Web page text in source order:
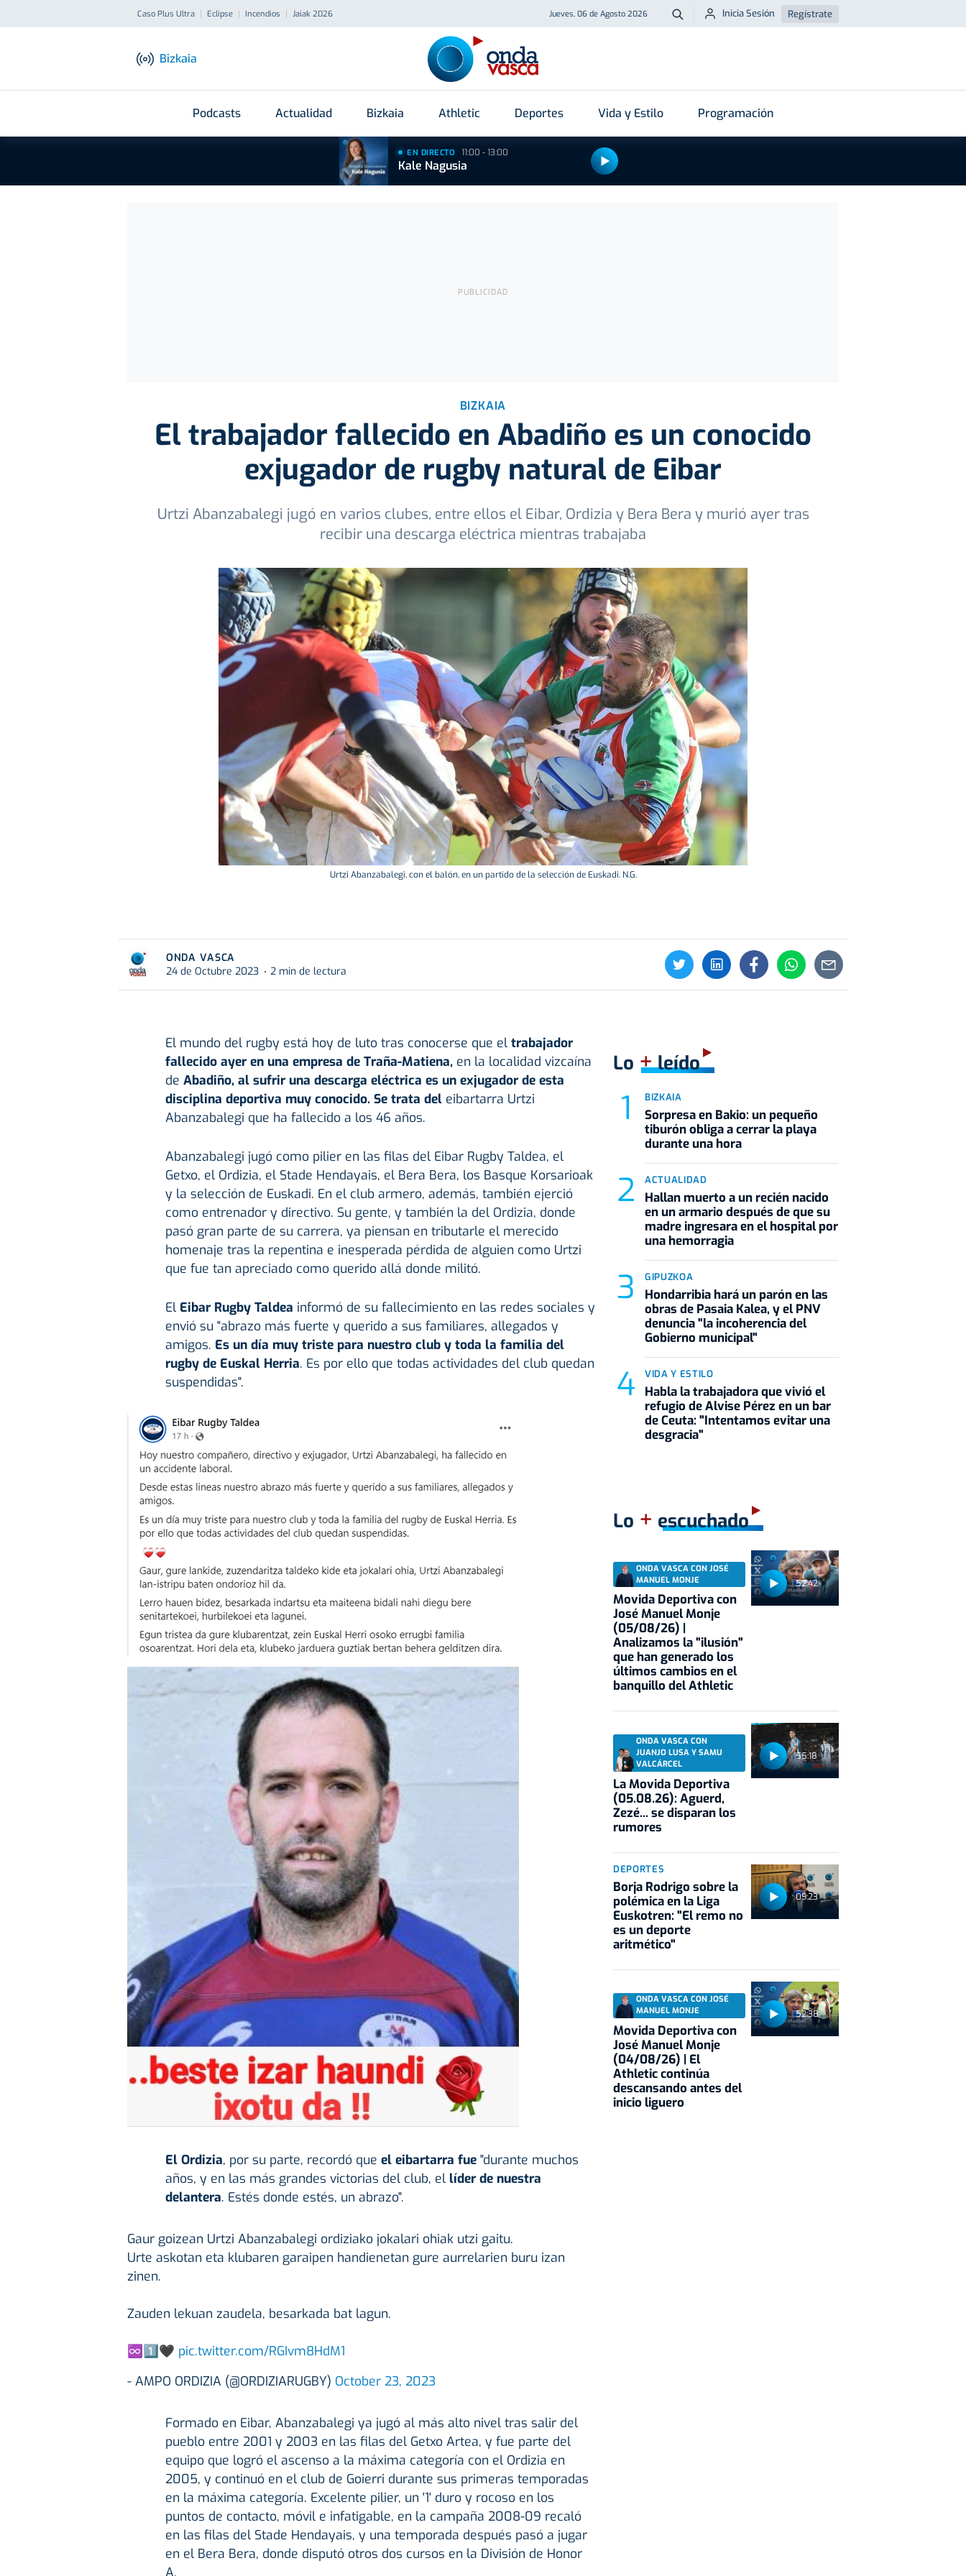
Caso Plus Ultra Eclipse Incendios Jaiak 2026 Jueves, 06 de Agosto 2026 Buscar
Inicia Sesión Regístrate
Bizkaia
Podcasts Actualidad Bizkaia Athletic Deportes Vida y Estilo Programación
EN DIRECTO 11:00 - 13:00
Kale Nagusia
BIZKAIA
El trabajador fallecido en Abadiño es un conocido
exjugador de rugby natural de Eibar
Urtzi Abanzabalegi jugó en varios clubes, entre ellos el Eibar, Ordizia y Bera Bera y murió ayer tras
recibir una descarga eléctrica mientras trabajaba
Urtzi Abanzabalegi, con el balón, en un partido de la selección de Euskadi. N.G.
ONDA VASCA
24 de Octubre 2023
2 min de lectura
El mundo del rugby está hoy de luto tras conocerse que el trabajador
fallecido ayer en una empresa de Traña-Matiena, en la localidad vizcaína
de Abadiño, al sufrir una descarga eléctrica es un exjugador de esta
disciplina deportiva muy conocido. Se trata deleibartarra Urtzi
Abanzabalegi que ha fallecido a los 46 años.
Abanzabalegi jugó como pilier en las filas del Eibar Rugby Taldea, el
Getxo, el Ordizia, el Stade Hendayais, el Bera Bera, los Basque Korsarioak
y la selección de Euskadi. En el club armero, además, también ejerció
como entrenador y directivo. Su gente, y también la del Ordizia, donde
pasó gran parte de su carrera, ya piensan en tributarle el merecido
homenaje tras la repentina e inesperada pérdida de alguien como Urtzi
que fue tan apreciado como querido allá donde militó.
El Eibar Rugby Taldea informó de su fallecimiento en las redes sociales y
envió su "abrazo más fuerte y querido a sus familiares, allegados y
amigos. Es un día muy triste para nuestro club y toda la familia del
rugby de Euskal Herria. Es por ello que todas actividades del club quedan
suspendidas".
El Ordizia, por su parte, recordó que el eibartarra fue "durante muchos
años, y en las más grandes victorias del club, ellíder de nuestra
delantera. Estés donde estés, un abrazo".
Gaur goizean Urtzi Abanzabalegi ordiziako jokalari ohiak utzi gaitu.
Urte askotan eta klubaren garaipen handienetan gure aurrelarien buru izan
zinen.
Zauden lekuan zaudela, besarkada bat lagun.
♾️1️⃣🖤 pic.twitter.com/RGIvm8HdM1
- AMPO ORDIZIA (@ORDIZIARUGBY) October 23, 2023
Formado en Eibar, Abanzabalegi ya jugó al más alto nivel tras salir del
pueblo entre 2001 y 2003 en las filas del Getxo Artea, y fue parte del
equipo que logró el ascenso a la máxima categoría con el Ordizia en
2005, y continuó en el club de Goierri durante sus primeras temporadas
en la máxima categoría. Excelente pilier, un '1' duro y rocoso en los
puntos de contacto, móvil e infatigable, en la campaña 2008-09 recaló
en las filas del Stade Hendayais, y una temporada después pasó a jugar
en el Bera Bera, donde disputó otros dos cursos en la División de Honor
Lo +leído
BIZKAIA
Sorpresa en Bakio: un pequeño
tiburón obliga a cerrar la playa
durante una hora
ACTUALIDAD
Hallan muerto a un recién nacido
en un armario después de que su
madre ingresara en el hospital por
una hemorragia
GIPUZKOA
Hondarribia hará un parón en las
obras de Pasaia Kalea, y el PNV
denuncia "la incoherencia del
Gobierno municipal"
VIDA Y ESTILO
Habla la trabajadora que vivió el
refugio de Alvise Pérez en un bar
de Ceuta: "Intentamos evitar una
desgracia"
Lo + escuchado
52:42
ONDA VASCA CON JOSÉ
MANUEL MONJE
Movida Deportiva con
José Manuel Monje
(05/08/26) |
Analizamos la "ilusión"
que han generado los
últimos cambios en el
banquillo del Athletic
55:18
ONDA VASCA CON
JUANJO LUSA Y SAMU
VALCÁRCEL
La Movida Deportiva
(05.08.26): Aguerd,
Zezé... se disparan los
rumores
09:23
DEPORTES
Borja Rodrigo sobre la
polémica en la Liga
Euskotren: "El remo no
es un deporte
aritmético"
52:38
ONDA VASCA CON JOSÉ
MANUEL MONJE
Movida Deportiva con
José Manuel Monje
(04/08/26) | El
Athletic continúa
descansando antes del
inicio liguero